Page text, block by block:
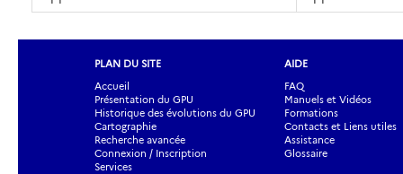
PLAN DU SITE
Accueil
Présentation du GPU
Historique des évolutions du GPU
Cartographie
Recherche avancée
Connexion / Inscription
Services
AIDE
FAQ
Manuels et Vidéos
Formations
Contacts et Liens utiles
Assistance
Glossaire